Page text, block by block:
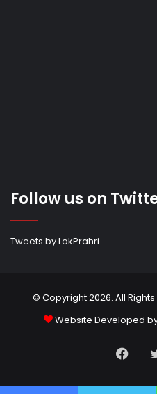
Follow us on
Tweets by LokPrahri
© Copyright 2026. All
Website Developed